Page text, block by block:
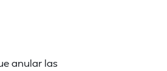
anular las